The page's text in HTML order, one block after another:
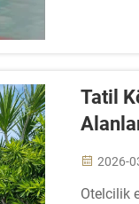
Tatil
2026-
Otelcilik